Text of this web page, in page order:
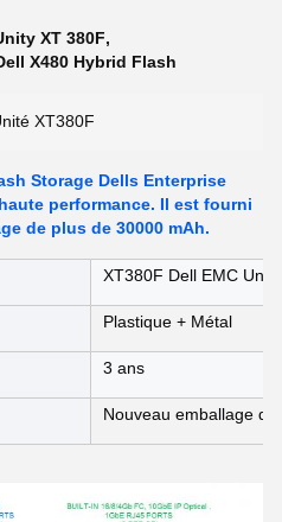
XT 380F,
X480 Hybrid Flash
XT380F
Storage Dells Enterprise
performance. Il est fourni
de plus de 30000 mAh.
XT380F Dell EMC
Plastique + Métal
3 ans
Nouveau emballage de